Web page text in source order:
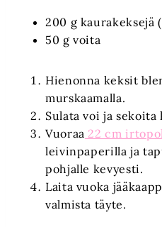
200 g kaurakeksejä
50 g voita
Hienonna keksit
murskaamalla.
Sulata voi ja sekoita
Vuoraa 22 cm
leivinpaperilla ja
pohjalle kevyesti.
Laita vuoka
valmista täyte.